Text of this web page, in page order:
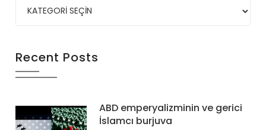
Recent Posts
ABD emperyalizminin ve gerici
İslamcı burjuva